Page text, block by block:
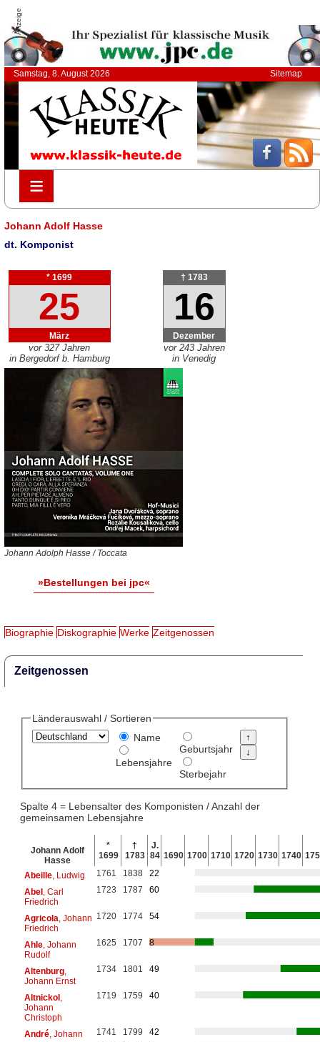
Anzeige
Samstag, 8. August 2026 Sitemap
≡
≡
Johann Adolf Hasse
dt. Komponist
* 1699
25
März
vor 327 Jahren
in Bergedorf b. Hamburg
† 1783
16
Dezember
vor 243 Jahren
in Venedig
Johann Adolph Hasse / Toccata
»Bestellungen bei jpc«
Biographie Diskographie Werke Zeitgenossen
Zeitgenossen
Länderauswahl / Sortieren
Name
Lebensjahre
Geburtsjahr
Sterbejahr
Spalte 4 = Lebensalter des Komponisten / Anzahl der
gemeinsamen Lebensjahre
Johann Adolf
Hasse
*
1699
†
1783
J.
84 1690 1700 1710 1720 1730 1740
Abeille, Ludwig 1761 1838
22
Abel, Carl
Friedrich
1723 1787 60
Agricola , Johann
Friedrich
1720 1774 54
Ahle, Johann
Rudolf
1625 1707 8
Altenburg,
Johann Ernst
1734 1801 49
Altnickol,
Johann
Christoph
1719 1759 40
André, Johann 1741 1799
42